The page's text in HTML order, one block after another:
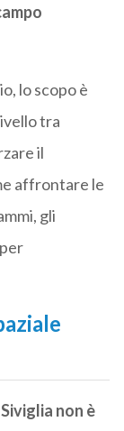
lo scopo è
tra
il
affrontare le
gli
non è